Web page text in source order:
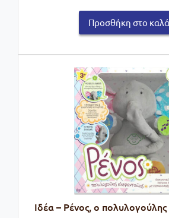
Προσθήκη στο
Ιδέα – Ρένος, ο